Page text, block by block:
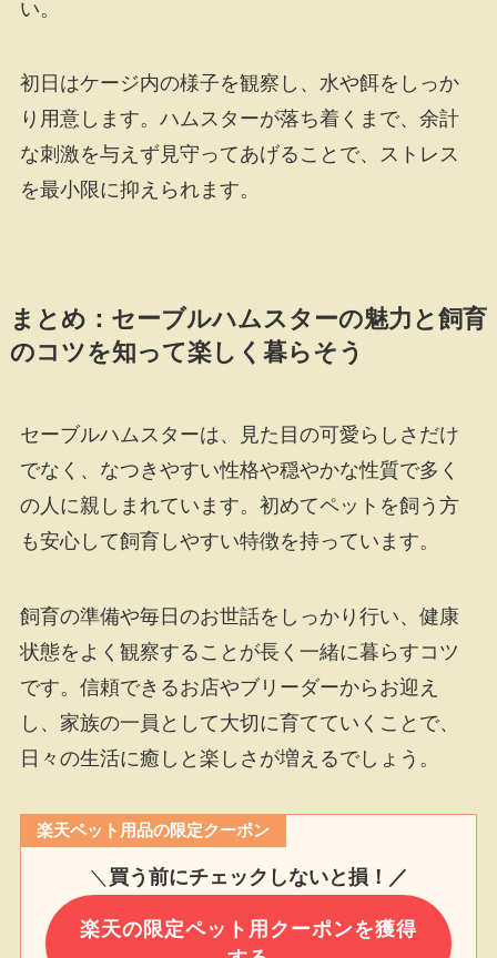
い。
初日はケージ内の様子を観察し、水や餌をしっか
り用意します。ハムスターが落ち着くまで、余計
な刺激を与えず見守ってあげることで、ストレス
を最小限に抑えられます。
まとめ：セーブルハムスターの魅力と飼育
のコツを知って楽しく暮らそう
セーブルハムスターは、見た目の可愛らしさだけ
でなく、なつきやすい性格や穏やかな性質で多く
の人に親しまれています。初めてペットを飼う方
も安心して飼育しやすい特徴を持っています。
飼育の準備や毎日のお世話をしっかり行い、健康
状態をよく観察することが長く一緒に暮らすコツ
です。信頼できるお店やブリーダーからお迎え
し、家族の一員として大切に育てていくことで、
日々の生活に癒しと楽しさが増えるでしょう。
楽天ペット用品の限定クーポン
＼ 買う前にチェックしないと損！／
楽天の限定ペット用クーポンを獲得